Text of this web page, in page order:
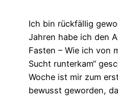
Ich bin rückfällig
Jahren habe ich den
Fasten – Wie ich von
Sucht runterkam“
Woche ist mir zum
bewusst geworden,